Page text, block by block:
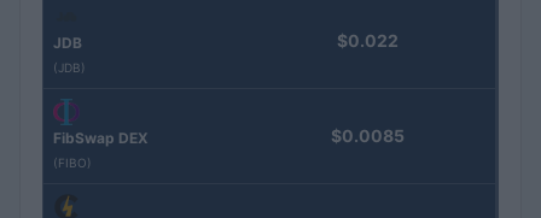
JDB
(JDB)
$0.022
FibSwap DEX
(FIBO)
$0.0085